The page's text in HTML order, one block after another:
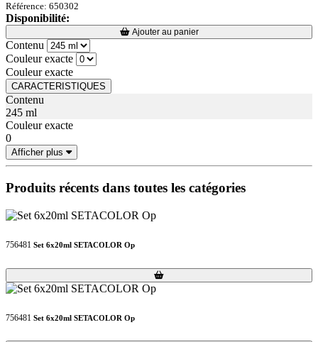
Référence: 650302
Disponibilité:
Loading...
Loading... Ajouter au panier
Contenu
Couleur exacte
Couleur exacte
CARACTERISTIQUES
Contenu
245 ml
Couleur exacte
0
Afficher plus
Produits récents dans toutes les catégories
756481 Set 6x20ml SETACOLOR Op
Loading...
Loading...
756481 Set 6x20ml SETACOLOR Op